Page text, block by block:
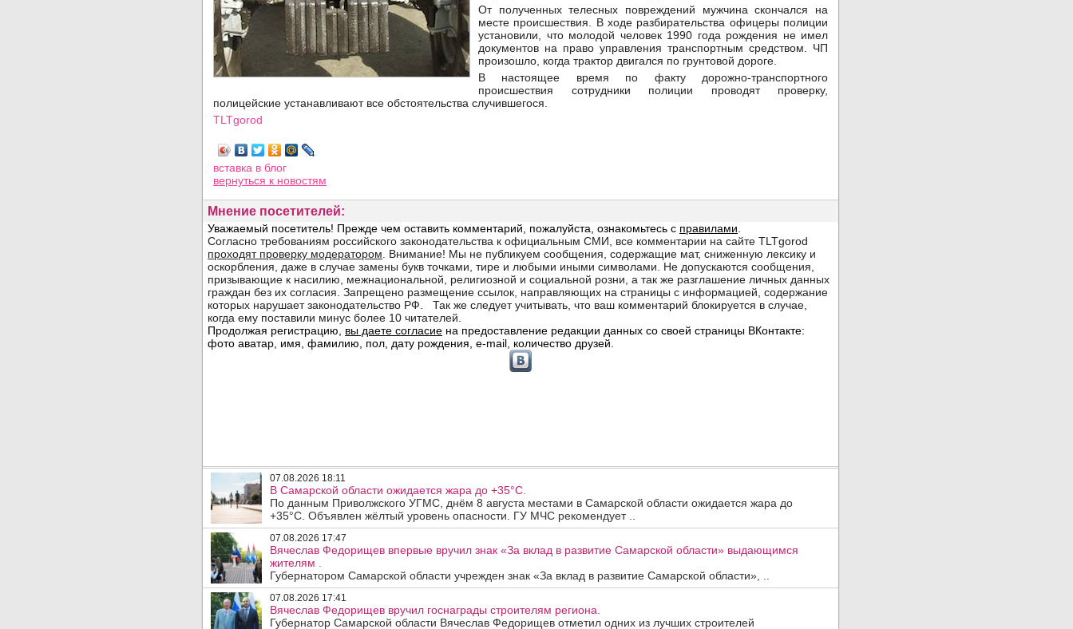
От полученных телесных повреждений мужчина скончался на
месте происшествия. В ходе разбирательства офицеры полиции
установили, что молодой человек 1990 года рождения не имел
документов на право управления транспортным средством. ЧП
произошло, когда трактор двигался по грунтовой дороге.
В настоящее время по факту дорожно-транспортного
происшествия сотрудники полиции проводят проверку,
полицейские устанавливают все обстоятельства случившегося.
TLTgorod
вставка в блог
вернуться к новостям
Мнение посетителей:
07.08.2026 18:11
В Самарской области ожидается жара до +35°C.
По данным Приволжского УГМС, днём 8 августа местами в Самарской области ожидается жара до
+35°C. Объявлен жёлтый уровень опасности. ГУ МЧС рекомендует ..
07.08.2026 17:47
Вячеслав Федорищев впервые вручил знак «За вклад в развитие Самарской области» выдающимся
жителям .
Губернатором Самарской области учрежден знак «За вклад в развитие Самарской области», ..
07.08.2026 17:41
Вячеслав Федорищев вручил госнаграды строителям региона.
Губернатор Самарской области Вячеслав Федорищев отметил одних из лучших строителей